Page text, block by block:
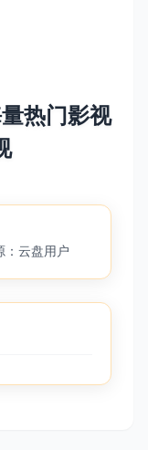
热门影视
：云盘用户